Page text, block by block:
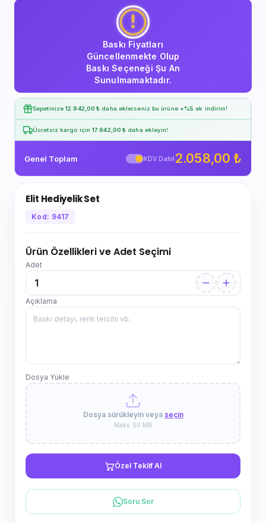
Baskı Fiyatları
Güncellenmekte Olup
Baskı Seçeneği Şu An
Sunulmamaktadır.
Sepetinize12.942,00 ₺ daha eklerseniz bu ürüne +%5 ek indirim!
Ücretsiz kargo için 17.942,00 ₺ daha ekleyin!
Genel Toplam KDV Dahil 2.058,00 ₺
Elit Hediyelik Set
Kod: 9417
Ürün Özellikleri ve Adet Seçimi
Adet
Açıklama
Dosya Yükle
Dosya sürükleyin veya seçin
Maks. 50 MB
Özel Teklif Al
Soru Sor